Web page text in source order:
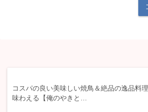
コスパの良い美味しい焼鳥＆絶品の逸品料
味わえる【俺のやきと…